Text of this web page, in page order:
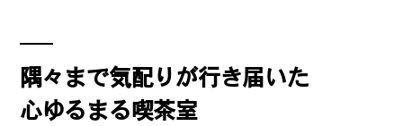
JOIN US !
LAND公式サポーターはこちら
隅々まで気配りが行き届いた
心ゆるまる喫茶室